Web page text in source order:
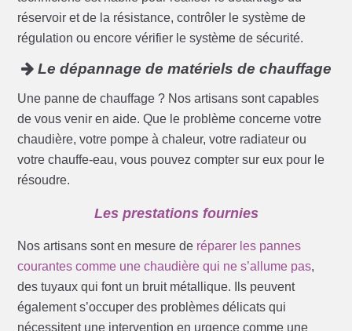
réservoir et de la résistance, contrôler le système de
régulation ou encore vérifier le système de sécurité.
Le dépannage de matériels de chauffage
Une panne de chauffage ? Nos artisans sont capables
de vous venir en aide. Que le problème concerne votre
chaudière, votre pompe à chaleur, votre radiateur ou
votre chauffe-eau, vous pouvez compter sur eux pour le
résoudre.
Les prestations fournies
Nos artisans sont en mesure de réparer les pannes
courantes comme une chaudière qui ne s’allume pas,
des tuyaux qui font un bruit métallique. Ils peuvent
également s’occuper des problèmes délicats qui
nécessitent une intervention en urgence comme une